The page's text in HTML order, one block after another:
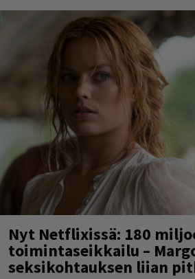
Nyt Netflixissä: 180
toimintaseikkailu –
seksikohtauksen liian